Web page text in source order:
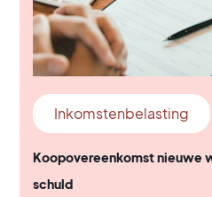
Inkomstenbelasting
Koopovereenkomst nieuwe
schuld